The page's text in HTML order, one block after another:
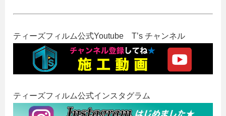
ティーズフィルム公式Youtube T’s チャンネル
ティーズフィルム公式インスタグラム